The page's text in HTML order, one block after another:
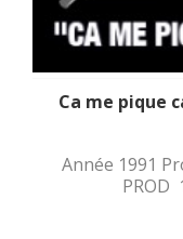
Ca me pique
Année 1991
PROD